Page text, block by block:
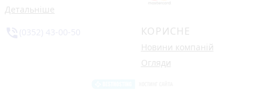
Детальніше
КОРИСНЕ
Новини компаній
Огляди